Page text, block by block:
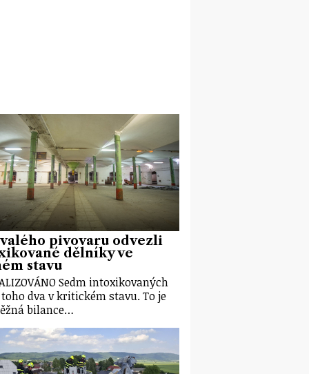
pivovaru odvezli
dělníky ve
stavu
Sedm intoxikovaných
dva v kritickém stavu. To je
bilance…